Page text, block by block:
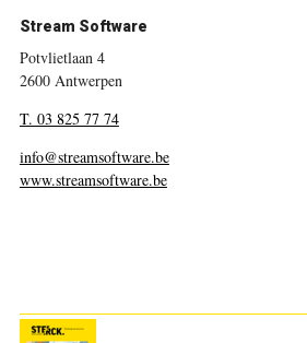
Stream Software
Potvlietlaan 4
2600 Antwerpen
T. 03 825 77 74
info@streamsoftware.be
www.streamsoftware.be